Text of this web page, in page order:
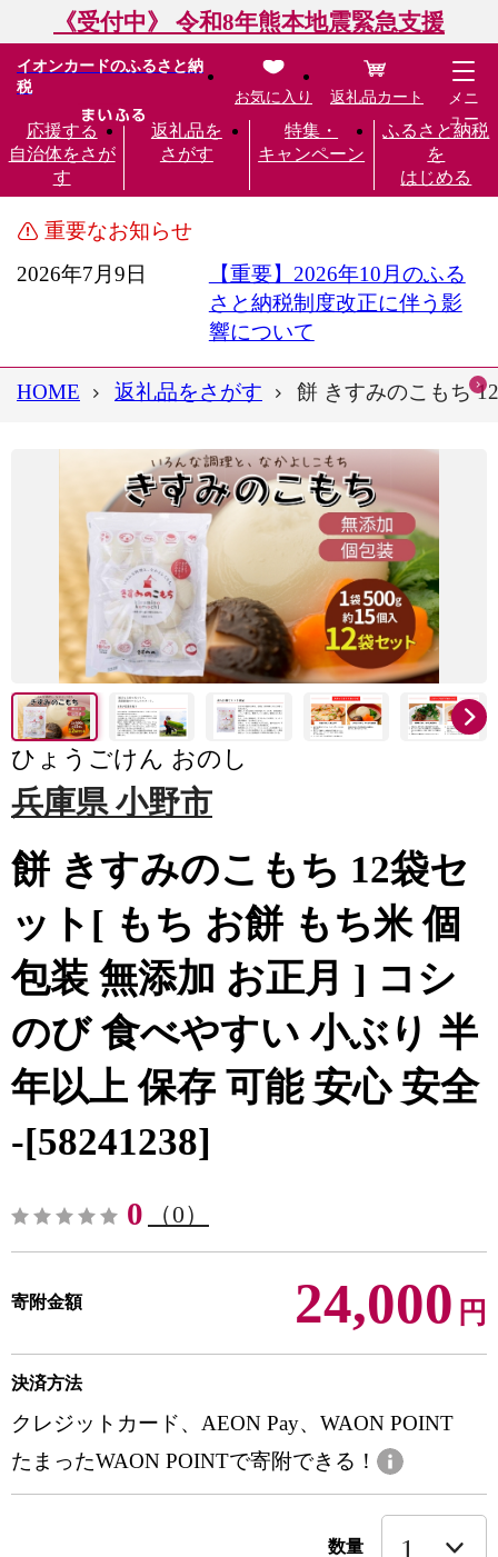
《受付中》 令和8年熊本地震緊急支援
イオンカードのふるさと納
税
応援する
自治体をさが
す
返礼品を
さがす
特集・
キャンペーン
ふるさと納税
を
はじめる
お気に入り 返礼品カート
メニ
ュー
重要なお知らせ
2026年7月9日
【重要】2026年10月のふる
さと納税制度改正に伴う影
響について
HOME 返礼品をさがす 餅 きすみのこもち
ひょうごけん おのし
兵庫県 小野市
餅 きすみのこもち 12袋セ
ット[ もち お餅 もち米 個
包装 無添加 お正月 ] コシ
のび 食べやすい 小ぶり 半
年以上 保存 可能 安心 安全
-[58241238]
0 （0）
寄附金額 24,000 円
決済方法
クレジットカード、AEON Pay、WAON POINT
たまったWAON POINTで寄附できる！
数量